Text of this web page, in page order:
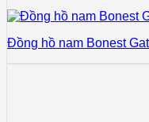
Đồng hồ nam Bonest